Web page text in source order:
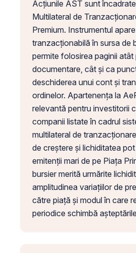
Acțiunile AST sunt
Multilateral de
Premium. Instrumentul
tranzacționabilă în sursa de
permite folosirea paginii atât
documentare, cât și ca
deschiderea unui cont și
ordinelor. Apartenența la
relevantă pentru investitorii
companii listate în cadrul
multilateral de
de creștere și lichiditatea
emitenții mari de pe Piața
bursier merită urmărite
amplitudinea variațiilor de
către piață și modul în care
periodice schimbă